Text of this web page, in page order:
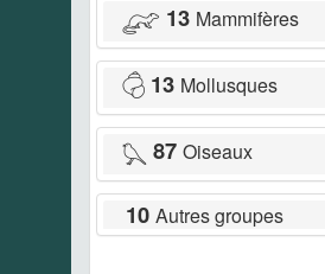
13 Mammifères
13 Mollusques
87 Oiseaux
10 Autres groupes